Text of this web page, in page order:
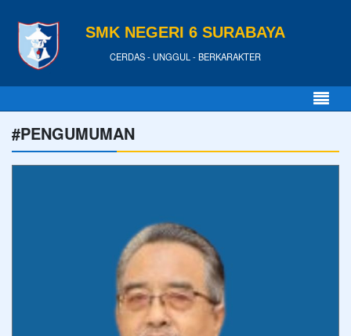
SMK NEGERI 6 SURABAYA
CERDAS - UNGGUL - BERKARAKTER
#PENGUMUMAN